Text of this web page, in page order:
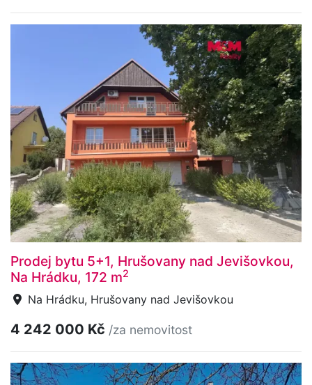
Prodej bytu 5+1, Hrušovany nad Jevišovkou,
Na Hrádku, 172 m2
Na Hrádku, Hrušovany nad Jevišovkou
4 242 000 Kč /za nemovitost